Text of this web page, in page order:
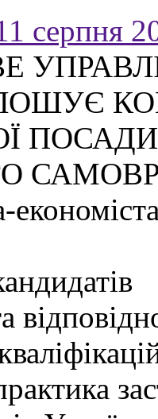
серпня